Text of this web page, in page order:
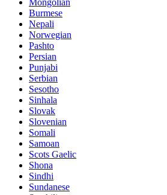
Mongolian
Burmese
Nepali
Norwegian
Pashto
Persian
Punjabi
Serbian
Sesotho
Sinhala
Slovak
Slovenian
Somali
Samoan
Scots Gaelic
Shona
Sindhi
Sundanese